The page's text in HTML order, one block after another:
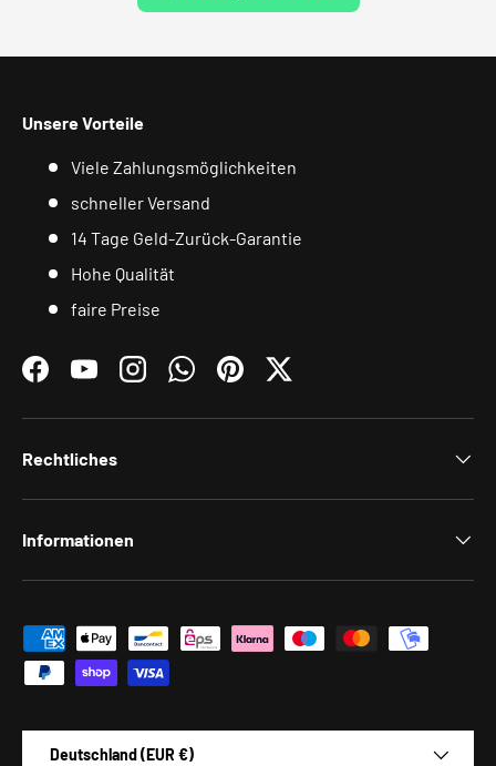
Unsere Vorteile
Viele Zahlungsmöglichkeiten
schneller Versand
14 Tage Geld-Zurück-Garantie
Hohe Qualität
faire Preise
FacebookYouTubeInstagramWhatsAppPinterestTwitter
Rechtliches
Informationen
Zahlungsmethoden
Deutschland (EUR €)